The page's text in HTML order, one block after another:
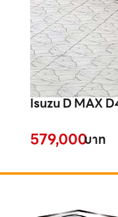
Isuzu D MAX
579,000บาท